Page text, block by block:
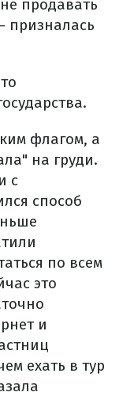
продавать
призналась
флагом, а
на груди.
с
способ
по всем
это
и
ехать в тур